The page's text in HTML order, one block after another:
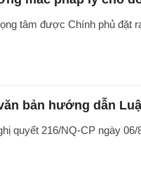
tâm được Chính phủ đặt
bản hướng dẫn
quyết 216/NQ-CP ngày